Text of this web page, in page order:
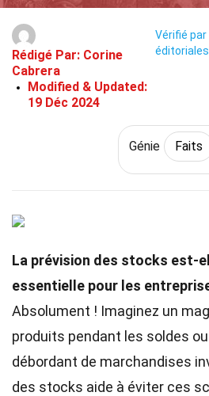
Rédigé Par: Corine
Cabrera
Modified & Updated:
19 Déc 2024
Vérifié
éditoriales
Génie Faits
La prévision des stocks est-
essentielle pour les
Absolument ! Imaginez un
produits pendant les soldes
débordant de marchandises
des stocks aide à éviter ces